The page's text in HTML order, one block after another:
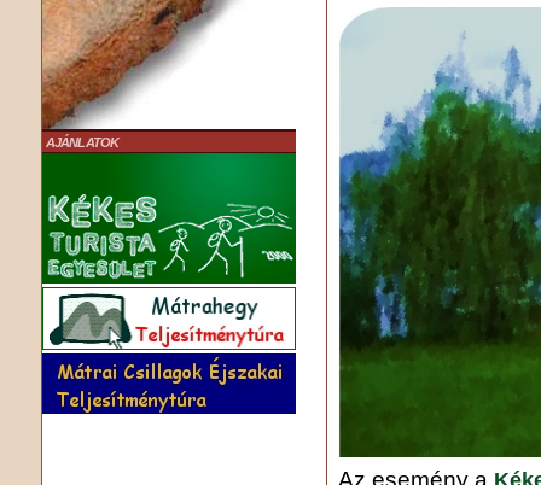
AJÁNLATOK
Az esemény a